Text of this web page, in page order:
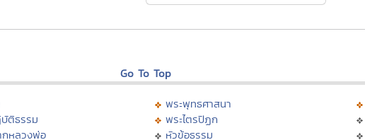
Go To Top
ติธรรม
กหลวงพ่อ
พระพุทธศาสนา
พระไตรปิฏก
หัวข้อธรรม